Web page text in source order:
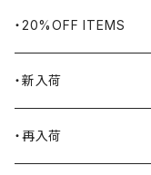
BLUCO
Blundstone
BLACK JACK BOOTS
腕時計
ブランケット
食品
ライター
・20%OFF ITEMS
・新入荷
2026.7.31
・再入荷